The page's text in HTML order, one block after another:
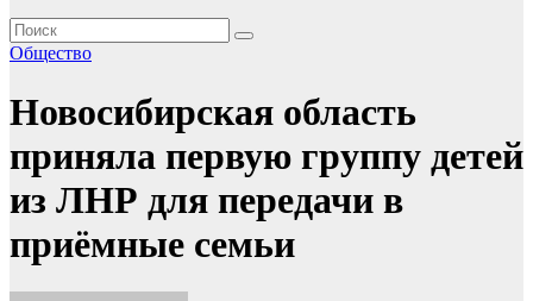
Общество
Новосибирская область
приняла первую группу детей
из ЛНР для передачи в
приёмные семьи